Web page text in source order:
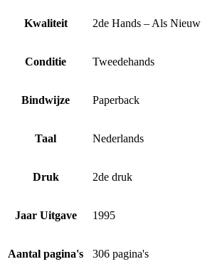
Kwaliteit 2de Hands – Als Nieuw
Conditie Tweedehands
Bindwijze Paperback
Taal Nederlands
Druk 2de druk
Jaar Uitgave 1995
Aantal pagina's 306 pagina's